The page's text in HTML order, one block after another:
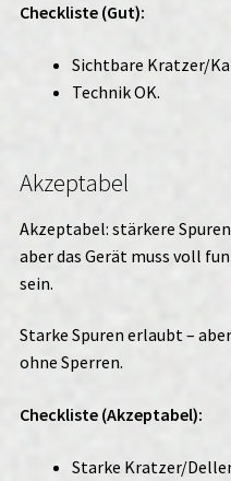
Checkliste (Gut):
Sichtbare Kratzer/
Technik OK.
Akzeptabel
Akzeptabel: stärkere
aber das Gerät muss voll
sein.
Starke Spuren erlaubt –
ohne Sperren.
Checkliste (Akzeptabel):
Starke Kratzer/